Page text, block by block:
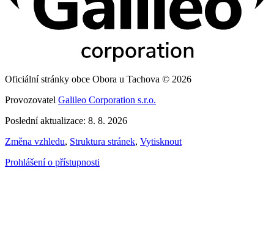
Oficiální stránky obce Obora u Tachova © 2026
Provozovatel Galileo Corporation s.r.o.
Poslední aktualizace: 8. 8. 2026
Změna vzhledu, Struktura stránek, Vytisknout
Prohlášení o přístupnosti